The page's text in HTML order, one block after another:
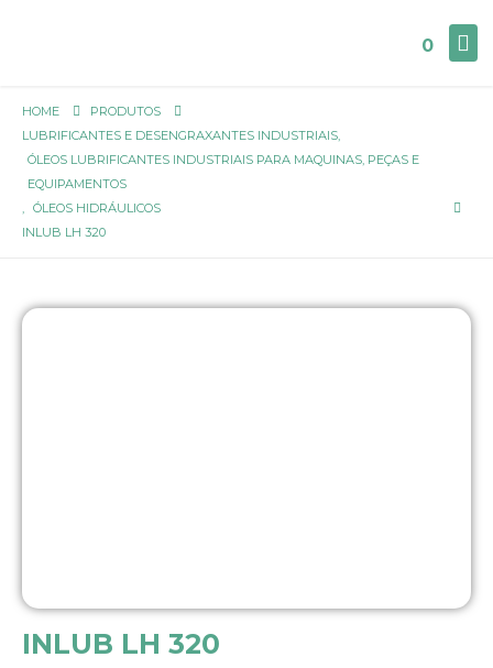
0
HOME
PRODUTOS
LUBRIFICANTES E DESENGRAXANTES INDUSTRIAIS,
ÓLEOS LUBRIFICANTES INDUSTRIAIS PARA MAQUINAS, PEÇAS E
EQUIPAMENTOS
, ÓLEOS HIDRÁULICOS
INLUB LH 320
INLUB LH 320